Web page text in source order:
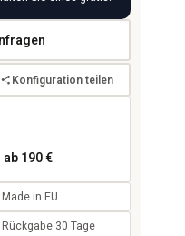
Konfiguration teilen
190 €
Made in EU
Rückgabe 30 Tage